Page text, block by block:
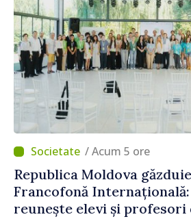
/ Acum 5 ore
Republica Moldova
Francofonă
reunește elevi și profesori